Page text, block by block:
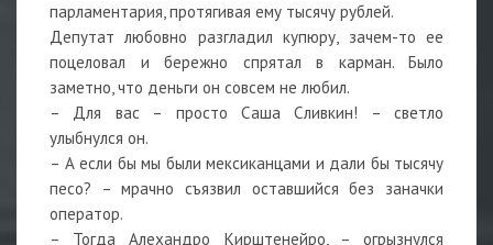
парламентария, протягивая ему тысячу рублей.
Депутат любовно разгладил купюру, зачем-то ее
поцеловал и бережно спрятал в карман. Было
заметно, что деньги он совсем не любил.
– Для вас – просто Саша Сливкин! – светло
улыбнулся он.
– А если бы мы были мексиканцами и дали бы тысячу
песо? – мрачно съязвил оставшийся без заначки
оператор.
– Тогда Алехандро Кирштенейро, – огрызнулся